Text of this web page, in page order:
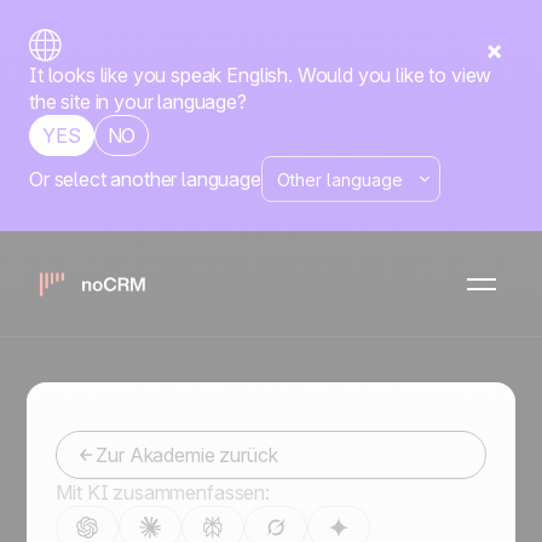
It looks like you speak English. Would you like to view
the site in your language?
YES
NO
Or select another language
noCRM's no-
code toolbox
Zur Akademie zurück
Mit KI zusammenfassen: